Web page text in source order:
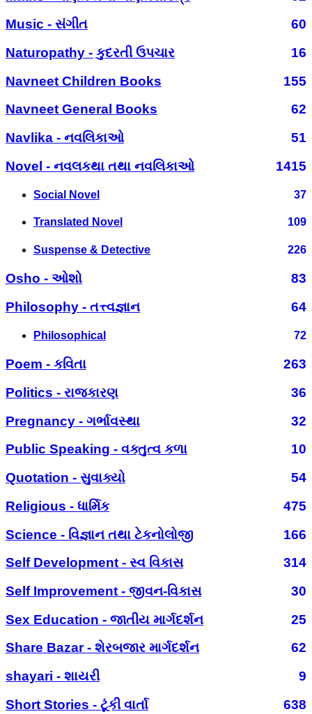
Music - સંગીત
60
Naturopathy - કુદરતી ઉપચાર
16
Navneet Children Books
155
Navneet General Books
62
Navlika - નવલિકાઓ
51
Novel - નવલકથા તથા નવલિકાઓ
1415
Social Novel 37
Translated Novel 109
Suspense & Detective 226
Osho - ઓશો
83
Philosophy - તત્ત્વજ્ઞાન
64
Philosophical 72
Poem - કવિતા
263
Politics - રાજકારણ
36
Pregnancy - ગર્ભાવસ્થા
32
Public Speaking - વક્તુત્વ કળા
10
Quotation - સુવાક્યો
54
Religious - ધાર્મિક
475
Science - વિજ્ઞાન તથા ટેકનોલોજી
166
Self Development - સ્વ વિકાસ
314
Self Improvement - જીવન-વિકાસ
30
Sex Education - જાતીય માર્ગદર્શન
25
Share Bazar - શેરબજાર માર્ગદર્શન
62
shayari - શાયરી
9
Short Stories - ટૂંકી વાર્તા
638